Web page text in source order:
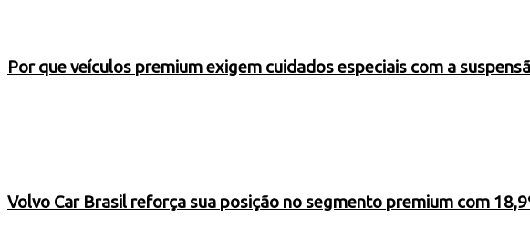
Por que veículos premium exigem cuidados especiais com a
Volvo Car Brasil reforça sua posição no segmento premium com